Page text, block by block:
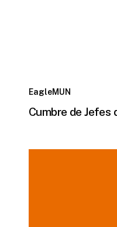
EagleMUN
Cumbre de Jefes